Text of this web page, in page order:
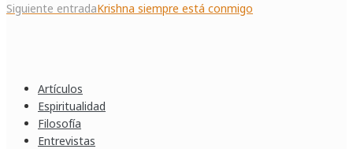
de
Siguiente entradaKrishna siempre está conmigo
Artículos
Espiritualidad
Filosofía
Entrevistas